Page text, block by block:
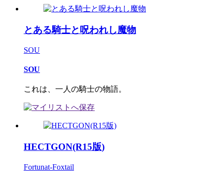
とある騎士と呪われし魔物
SOU
SOU
これは、一人の騎士の物語。
HECTGON(R15版)
Fortunat-Foxtail